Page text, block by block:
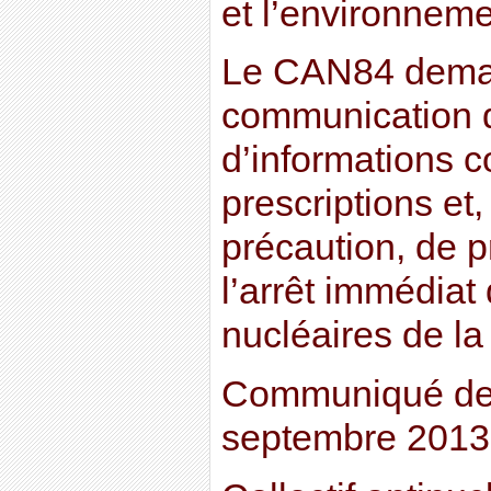
et
Le CAN84
communication
d’informations
prescriptions
précaution, de
l’arrêt
nucléaires de
Communiqué
septembre